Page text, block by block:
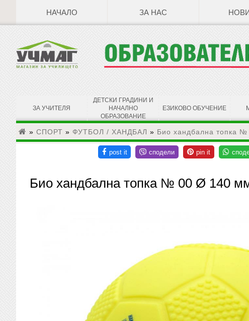
НАЧАЛО ЗА НАС
ЗА УЧИТЕЛЯ
ДЕТСКИ ГРАДИНИ И
НАЧАЛНО
ОБРАЗОВАНИЕ
ЕЗИКОВО ОБУЧЕНИЕ
» СПОРТ » ФУТБОЛ / ХАНДБАЛ » Био хандбална топка
Био хандбална топка № 00 Ø 140